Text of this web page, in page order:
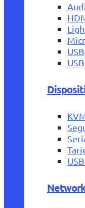
USB